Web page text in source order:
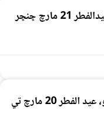
پاڪستان ۾ شوال جو چنڊ نظر نه آيو، عيدالفطر 21 مارچ ڇنڇر
سعودي عرب ۾ شوال جو چنڊ نظر نه آيو، عيد الفطر 20 مارچ تي